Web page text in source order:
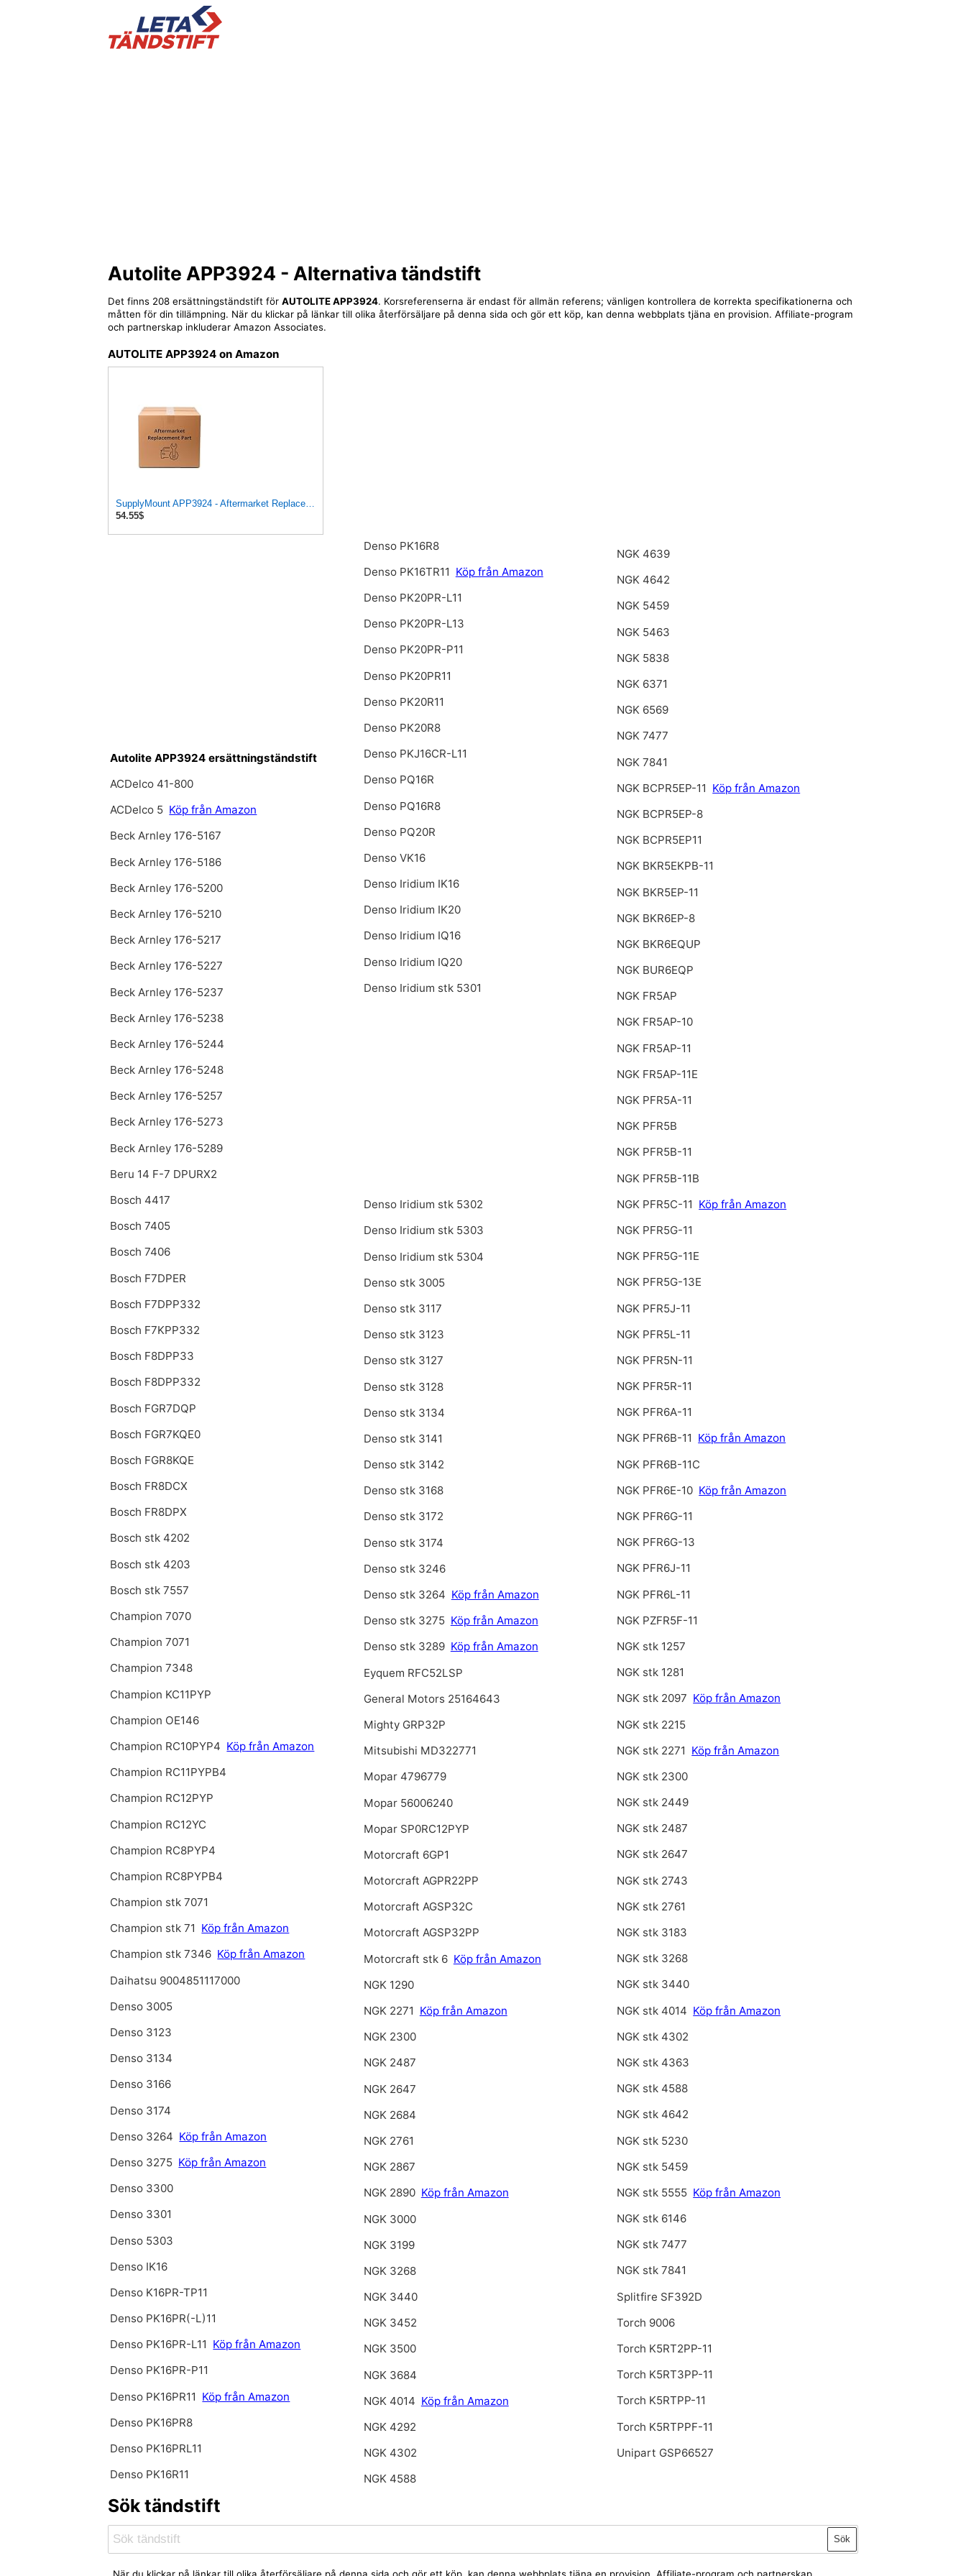
Autolite APP3924 - Alternativa tändstift
Det finns 208 ersättningständstift för AUTOLITE APP3924. Korsreferenserna är endast för allmän referens; vänligen kontrollera de korrekta specifikationerna och
måtten för din tillämpning. När du klickar på länkar till olika återförsäljare på denna sida och gör ett köp, kan denna webbplats tjäna en provision. Affiliate-program
och partnerskap inkluderar Amazon Associates.
AUTOLITE APP3924 on Amazon
SupplyMount APP3924 - Aftermarket Replacement DBL PLAT SPK Plug 4/Pack Compatible with AUTOLITE
54.55$
Autolite APP3924 ersättningständstift
ACDelco 41-800
ACDelco 5 Köp från Amazon
Beck Arnley 176-5167
Beck Arnley 176-5186
Beck Arnley 176-5200
Beck Arnley 176-5210
Beck Arnley 176-5217
Beck Arnley 176-5227
Beck Arnley 176-5237
Beck Arnley 176-5238
Beck Arnley 176-5244
Beck Arnley 176-5248
Beck Arnley 176-5257
Beck Arnley 176-5273
Beck Arnley 176-5289
Beru 14 F-7 DPURX2
Bosch 4417
Bosch 7405
Bosch 7406
Bosch F7DPER
Bosch F7DPP332
Bosch F7KPP332
Bosch F8DPP33
Bosch F8DPP332
Bosch FGR7DQP
Bosch FGR7KQE0
Bosch FGR8KQE
Bosch FR8DCX
Bosch FR8DPX
Bosch stk 4202
Bosch stk 4203
Bosch stk 7557
Champion 7070
Champion 7071
Champion 7348
Champion KC11PYP
Champion OE146
Champion RC10PYP4 Köp från Amazon
Champion RC11PYPB4
Champion RC12PYP
Champion RC12YC
Champion RC8PYP4
Champion RC8PYPB4
Champion stk 7071
Champion stk 71 Köp från Amazon
Champion stk 7346 Köp från Amazon
Daihatsu 9004851117000
Denso 3005
Denso 3123
Denso 3134
Denso 3166
Denso 3174
Denso 3264 Köp från Amazon
Denso 3275 Köp från Amazon
Denso 3300
Denso 3301
Denso 5303
Denso IK16
Denso K16PR-TP11
Denso PK16PR(-L)11
Denso PK16PR-L11 Köp från Amazon
Denso PK16PR-P11
Denso PK16PR11 Köp från Amazon
Denso PK16PR8
Denso PK16PRL11
Denso PK16R11
Denso PK16R8
Denso PK16TR11 Köp från Amazon
Denso PK20PR-L11
Denso PK20PR-L13
Denso PK20PR-P11
Denso PK20PR11
Denso PK20R11
Denso PK20R8
Denso PKJ16CR-L11
Denso PQ16R
Denso PQ16R8
Denso PQ20R
Denso VK16
Denso Iridium IK16
Denso Iridium IK20
Denso Iridium IQ16
Denso Iridium IQ20
Denso Iridium stk 5301
Denso Iridium stk 5302
Denso Iridium stk 5303
Denso Iridium stk 5304
Denso stk 3005
Denso stk 3117
Denso stk 3123
Denso stk 3127
Denso stk 3128
Denso stk 3134
Denso stk 3141
Denso stk 3142
Denso stk 3168
Denso stk 3172
Denso stk 3174
Denso stk 3246
Denso stk 3264 Köp från Amazon
Denso stk 3275 Köp från Amazon
Denso stk 3289 Köp från Amazon
Eyquem RFC52LSP
General Motors 25164643
Mighty GRP32P
Mitsubishi MD322771
Mopar 4796779
Mopar 56006240
Mopar SP0RC12PYP
Motorcraft 6GP1
Motorcraft AGPR22PP
Motorcraft AGSP32C
Motorcraft AGSP32PP
Motorcraft stk 6 Köp från Amazon
NGK 1290
NGK 2271 Köp från Amazon
NGK 2300
NGK 2487
NGK 2647
NGK 2684
NGK 2761
NGK 2867
NGK 2890 Köp från Amazon
NGK 3000
NGK 3199
NGK 3268
NGK 3440
NGK 3452
NGK 3500
NGK 3684
NGK 4014 Köp från Amazon
NGK 4292
NGK 4302
NGK 4588
NGK 4639
NGK 4642
NGK 5459
NGK 5463
NGK 5838
NGK 6371
NGK 6569
NGK 7477
NGK 7841
NGK BCPR5EP-11 Köp från Amazon
NGK BCPR5EP-8
NGK BCPR5EP11
NGK BKR5EKPB-11
NGK BKR5EP-11
NGK BKR6EP-8
NGK BKR6EQUP
NGK BUR6EQP
NGK FR5AP
NGK FR5AP-10
NGK FR5AP-11
NGK FR5AP-11E
NGK PFR5A-11
NGK PFR5B
NGK PFR5B-11
NGK PFR5B-11B
NGK PFR5C-11 Köp från Amazon
NGK PFR5G-11
NGK PFR5G-11E
NGK PFR5G-13E
NGK PFR5J-11
NGK PFR5L-11
NGK PFR5N-11
NGK PFR5R-11
NGK PFR6A-11
NGK PFR6B-11 Köp från Amazon
NGK PFR6B-11C
NGK PFR6E-10 Köp från Amazon
NGK PFR6G-11
NGK PFR6G-13
NGK PFR6J-11
NGK PFR6L-11
NGK PZFR5F-11
NGK stk 1257
NGK stk 1281
NGK stk 2097 Köp från Amazon
NGK stk 2215
NGK stk 2271 Köp från Amazon
NGK stk 2300
NGK stk 2449
NGK stk 2487
NGK stk 2647
NGK stk 2743
NGK stk 2761
NGK stk 3183
NGK stk 3268
NGK stk 3440
NGK stk 4014 Köp från Amazon
NGK stk 4302
NGK stk 4363
NGK stk 4588
NGK stk 4642
NGK stk 5230
NGK stk 5459
NGK stk 5555 Köp från Amazon
NGK stk 6146
NGK stk 7477
NGK stk 7841
Splitfire SF392D
Torch 9006
Torch K5RT2PP-11
Torch K5RT3PP-11
Torch K5RTPP-11
Torch K5RTPPF-11
Unipart GSP66527
Sök tändstift
Sök